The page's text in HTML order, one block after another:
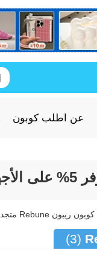
عن اطلب كوبون
(3)